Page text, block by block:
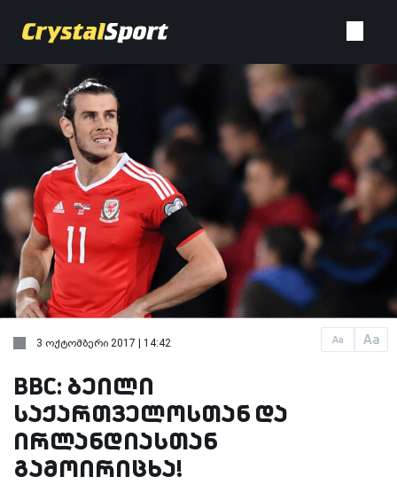
Aa Aa
3 ოქტომბერი 2017 | 14:42
BBC: ბეილი
საქართველოსთან და
ირლანდიასთან
გამოირიცხა!